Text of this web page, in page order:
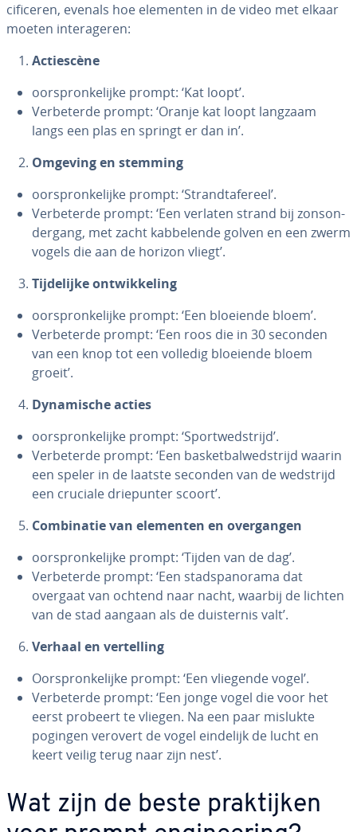
ci­fi­ce­ren, evenals hoe elementen in de video met elkaar
moeten in­ter­a­ge­ren:
Ac­tie­scè­ne
oor­spron­ke­lij­ke prompt: ‘Kat loopt’.
Ver­be­ter­de prompt: ‘Oranje kat loopt langzaam
langs een plas en springt er dan in’.
Omgeving en stemming
oor­spron­ke­lij­ke prompt: ‘Strand­ta­fe­reel’.
Ver­be­ter­de prompt: ‘Een verlaten strand bij zons­on­
der­gang, met zacht kab­be­len­de golven en een zwerm
vogels die aan de horizon vliegt’.
Tij­de­lij­ke ont­wik­ke­ling
oor­spron­ke­lij­ke prompt: ‘Een bloeiende bloem’.
Ver­be­ter­de prompt: ‘Een roos die in 30 seconden
van een knop tot een volledig bloeiende bloem
groeit’.
Dy­na­mi­sche acties
oor­spron­ke­lij­ke prompt: ‘Sport­wed­strijd’.
Ver­be­ter­de prompt: ‘Een bas­ket­bal­wed­strijd waarin
een speler in de laatste seconden van de wedstrijd
een cruciale drie­pun­ter scoort’.
Com­bi­na­tie van elementen en over­gan­gen
oor­spron­ke­lij­ke prompt: ‘Tijden van de dag’.
Ver­be­ter­de prompt: ‘Een stad­spa­no­ra­ma dat
overgaat van ochtend naar nacht, waarbij de lichten
van de stad aangaan als de duis­ter­nis valt’.
Verhaal en ver­tel­ling
Oor­spron­ke­lij­ke prompt: ‘Een vliegende vogel’.
Ver­be­ter­de prompt: ‘Een jonge vogel die voor het
eerst probeert te vliegen. Na een paar mislukte
pogingen verovert de vogel eindelijk de lucht en
keert veilig terug naar zijn nest’.
Wat zijn de beste prak­tij­ken